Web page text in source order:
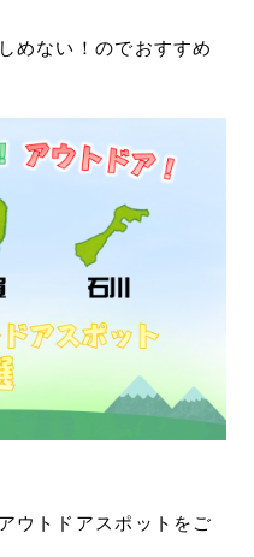
めない！のでおすすめ
ウトドアスポットをご